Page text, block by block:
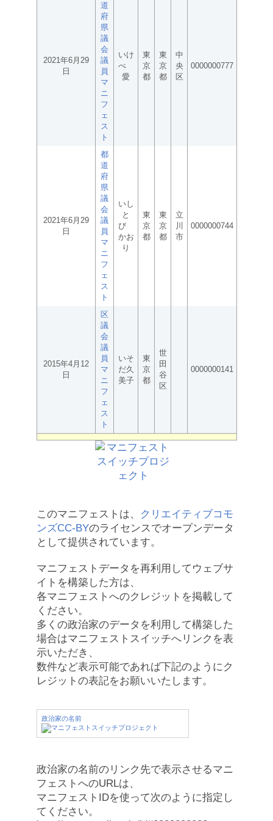
2021年6月29
日
道
府
県
議
会
議
員
マ
ニ
フ
ェ
ス
ト
いけ
べ
愛
東
京
都
東
京
都
中
央
区
0000000777
2021年6月29
日
都
道
府
県
議
会
議
員
マ
ニ
フ
ェ
ス
ト
いし
と
び
かお
り
東
京
都
東
京
都
立
川
市
0000000744
2015年4月12
日
区
議
会
議
員
マ
ニ
フ
ェ
ス
ト
いそ
だ久
美子
東
京
都
世
田
谷
区
0000000141
このマニフェストは、
クリエイティブコモ
ンズCC-BYのライセンスでオープンデータ
として提供されています。
マニフェストデータを再利用してウェブサ
イトを構築した方は、
各マニフェストへのクレジットを掲載して
ください。
多くの政治家のデータを利用して構築した
場合はマニフェストスイッチへリンクを表
示いただき、
数件など表示可能であれば下記のようにク
レジットの表記をお願いいたします。
政治家の名前
政治家の名前のリンク先で表示させるマニ
フェストへのURLは、
マニフェストIDを使って次のように指定し
てください。